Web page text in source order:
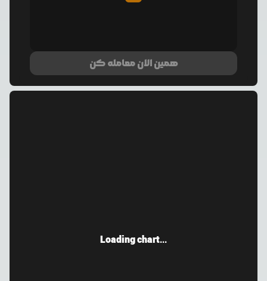
همین الان معامله کن
Loading chart...